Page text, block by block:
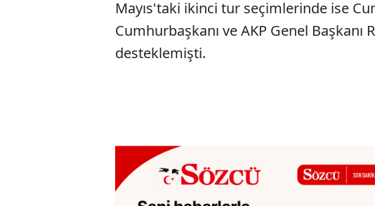
Mayıs'taki ikinci tur seçimlerinde ise
Cumhurbaşkanı ve AKP Genel Başkanı
desteklemişti.